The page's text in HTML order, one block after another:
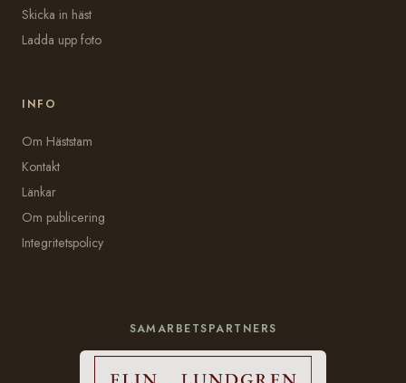
Skicka in häst
Ladda upp foto
INFO
Om Häststam
Kontakt
Länkar
Om publicering
Integritetspolicy
SAMARBETSPARTNERS